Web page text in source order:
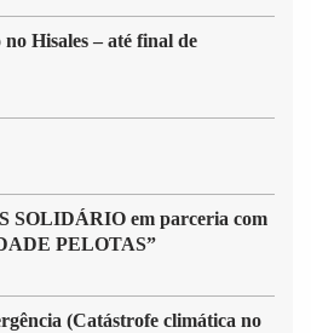
Hisales – até final de
SOLIDÁRIO em parceria com
PELOTAS”
(Catástrofe climática no